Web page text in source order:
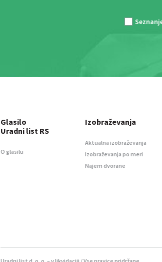
Glasilo
Uradni list RS
O glasilu
Izobraževanja
Aktualna izobraževanja
Izobraževanja po meri
Najem dvorane